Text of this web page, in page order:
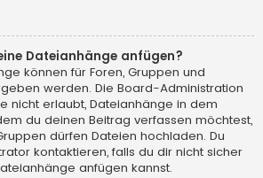
Dateianhänge anfügen?
können für Foren, Gruppen und
werden. Die Board-Administration
nicht erlaubt, Dateianhänge in dem
du deinen Beitrag verfassen möchtest,
dürfen Dateien hochladen. Du
kontaktieren, falls du dir nicht sicher
anfügen kannst.